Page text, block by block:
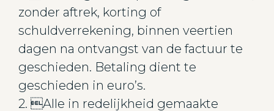
zonder aftrek, korting of
schuldverrekening, binnen veertien
dagen na ontvangst van de factuur te
geschieden. Betaling dient te
geschieden in euro’s.
2. Alle in redelijkheid gemaakte